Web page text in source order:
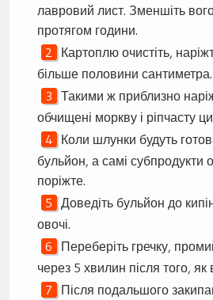
лавровий лист. Зменшіть
протягом години.
Картоплю очистіть,
більше половини сантиметра.
Такими ж приблизно
обчищені моркву і ріпчасту
Коли шлунки будуть
бульйон, а самі субпродукти
поріжте.
Доведіть бульйон до
овочі.
Переберіть гречку,
через 5 хвилин після того, як
Після подальшого